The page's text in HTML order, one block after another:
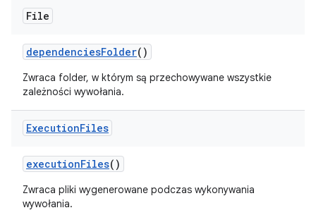
File
dependenciesFolder()
Zwraca folder, w którym są przechowywane wszystkie
zależności wywołania.
ExecutionFiles
executionFiles()
Zwraca pliki wygenerowane podczas wykonywania
wywołania.